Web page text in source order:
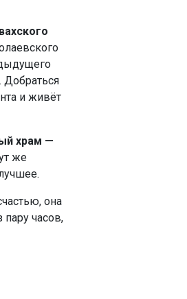
Добраться
и живёт
храм —
же
она
часов,